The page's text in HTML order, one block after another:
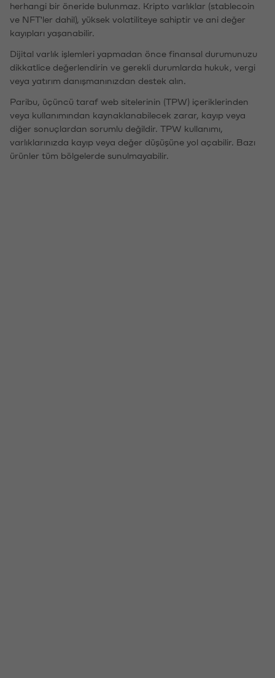
herhangi bir öneride bulunmaz. Kripto varlıklar (stablecoin
ve NFT'ler dahil), yüksek volatiliteye sahiptir ve ani değer
kayıpları yaşanabilir.
Dijital varlık işlemleri yapmadan önce finansal durumunuzu
dikkatlice değerlendirin ve gerekli durumlarda hukuk, vergi
veya yatırım danışmanınızdan destek alın.
Paribu, üçüncü taraf web sitelerinin (TPW) içeriklerinden
veya kullanımından kaynaklanabilecek zarar, kayıp veya
diğer sonuçlardan sorumlu değildir. TPW kullanımı,
varlıklarınızda kayıp veya değer düşüşüne yol açabilir. Bazı
ürünler tüm bölgelerde sunulmayabilir.